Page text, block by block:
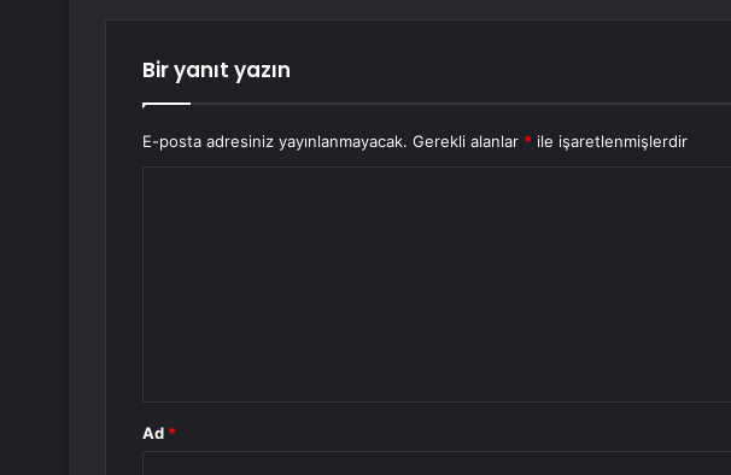
Bir yanıt yazın
E-posta adresiniz yayınlanmayacak. Gerekli alanlar * ile işaretlenmişlerdir
Ad *